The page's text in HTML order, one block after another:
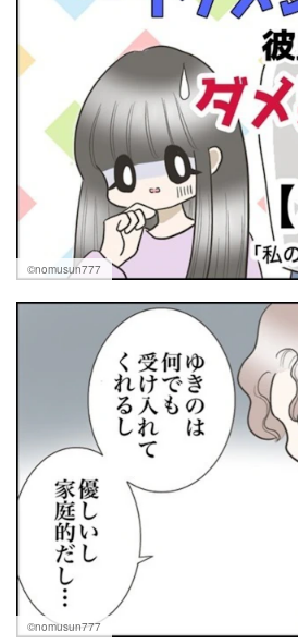
©nomusun777
©nomusun777